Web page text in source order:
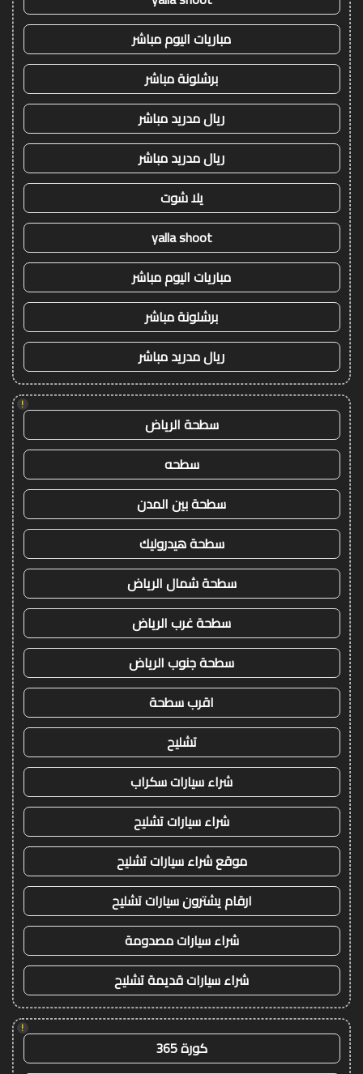
مباريات اليوم مباشر
برشلونة مباشر
ريال مدريد مباشر
ريال مدريد مباشر
يلا شوت
yalla shoot
مباريات اليوم مباشر
برشلونة مباشر
ريال مدريد مباشر
!
سطحة الرياض
سطحه
سطحة بين المدن
سطحة هيدروليك
سطحة شمال الرياض
سطحة غرب الرياض
سطحة جنوب الرياض
اقرب سطحة
تشليح
شراء سيارات سكراب
شراء سيارات تشليح
موقع شراء سيارات تشليح
ارقام يشترون سيارات تشليح
شراء سيارات مصدومة
شراء سيارات قديمة تشليح
!
كورة 365